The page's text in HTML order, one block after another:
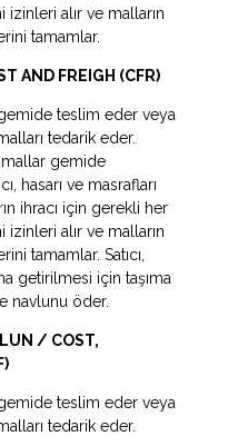
alır ve malların
tamamlar.
AND FREIGH (CFR)
teslim eder veya
tedarik eder.
mallar gemide
hasarı ve masrafları
ihracı için gerekli her
alır ve malların
tamamlar. Satıcı,
getirilmesi için taşıma
navlunu öder.
/ COST,
teslim eder veya
tedarik eder.